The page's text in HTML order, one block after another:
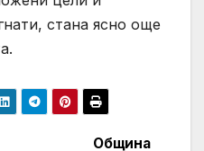
стана ясно още
Община